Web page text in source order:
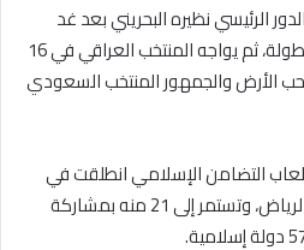
الرئيسي نظيره البحريني بعد غد
الجمعة بافتتاح مشواره في البطولة، ثم يواجه المنتخب العراقي في 16
الأرض والجمهور المنتخب السعودي
التضامن الإسلامي انطلقت في
السابع من نوفمبر الجاري في الرياض، وتستمر إلى 21 منه بمشاركة